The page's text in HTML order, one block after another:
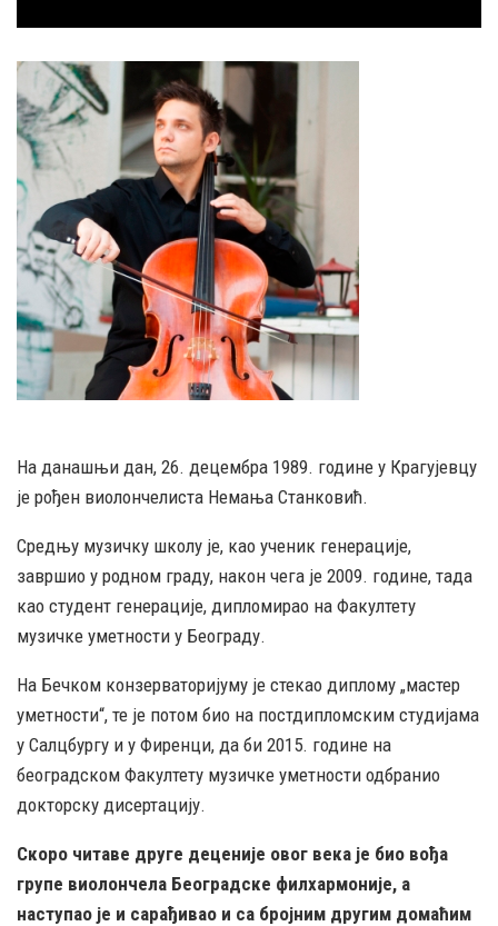
На данашњи дан, 26. децембра 1989. године у Крагујевцу
је рођен виолончелиста Немања Станковић.
Средњу музичку школу је, као ученик генерације,
завршио у родном граду, након чега је 2009. године, тада
као студент генерације, дипломирао на Факултету
музичке уметности у Београду.
На Бечком конзерваторијуму је стекао диплому „мастер
уметности“, те је потом био на постдипломским студијама
у Салцбургу и у Фиренци, да би 2015. године на
београдском Факултету музичке уметности одбранио
докторску дисертацију.
Скоро читаве друге деценије овог века је био вођа
групе виолончела Београдске филхармоније, а
наступао је и сарађивао и са бројним другим домаћим